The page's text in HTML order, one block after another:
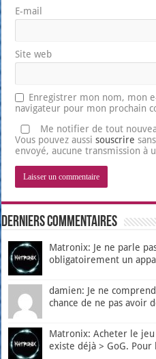
E-mail
Site web
Enregistrer mon nom, mon
navigateur pour mon prochain
Me notifier de tout
Vous pouvez aussisouscrire
envoyé, aucune transmission à
Derniers Commentaires
Matronix: Je ne parle
obligatoirement un
damien: Je ne
chance de ne pas avoir
Matronix: Acheter le
existe déjà > GoG. Pour